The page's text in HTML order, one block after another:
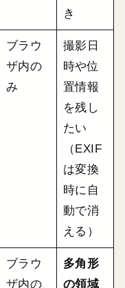
き
ブラウ
ザ内の
み
撮影日
時や位
置情報
を残し
たい
（EXIF
は変換
時に自
動で消
える）
ブラウ
ザ内の
多角形
の領域